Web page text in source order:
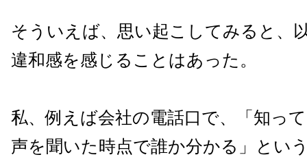
そういえば、思い起こしてみると、
違和感を感じることはあった。
私、例えば会社の電話口で、「知っ
声を聞いた時点で誰か分かる」とい